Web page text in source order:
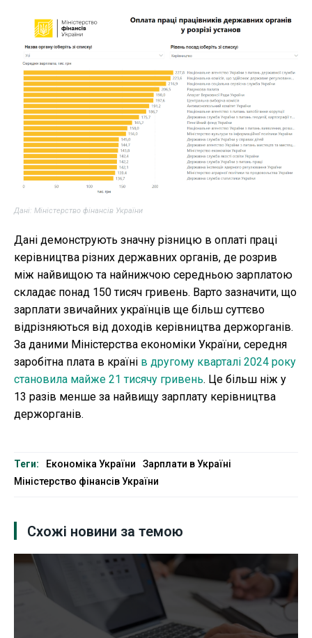
Дані: Міністерство фінансів України
Дані демонструють значну різницю в оплаті праці
керівництва різних державних органів, де розрив
між найвищою та найнижчою середньою зарплатою
складає понад 150 тисяч гривень. Варто зазначити, що
зарплати звичайних українців ще більш суттєво
відрізняються від доходів керівництва держорганів.
За даними Міністерства економіки України, середня
заробітна плата в країні в другому кварталі 2024 року
становила майже 21 тисячу гривень. Це більш ніж у
13 разів менше за найвищу зарплату керівництва
держорганів.
Теги: Економіка України
Зарплати в Україні
Міністерство фінансів України
Схожі новини за темою